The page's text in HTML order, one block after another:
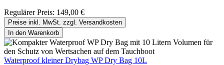
Regulärer Preis: 149,00 €
Preise inkl. MwSt. zzgl. Versandkosten
In den Warenkorb
Waterproof kleiner Drybag WP Dry Bag 10L